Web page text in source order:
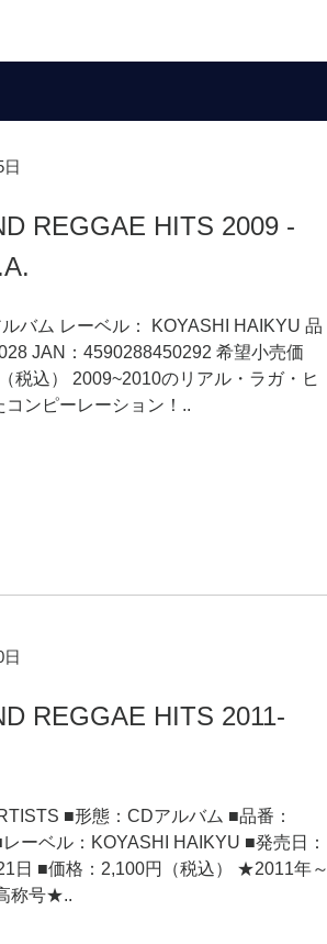
日
REGGAE HITS 2009 -
バム レーベル： KOYASHI HAIKYU 品
JAN：4590288450292 希望小売価
税込） 2009~2010のリアル・ラガ・ヒ
コンピーレーション！..
日
REGGAE HITS 2011-
■形態：CDアルバム ■品番：
ーベル：KOYASHI HAIKYU ■発売日：
日 ■価格：2,100円（税込） ★2011年～
称号★..